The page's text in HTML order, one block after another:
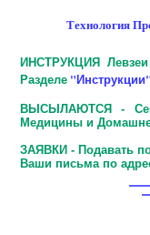
Технология
ИНСТРУКЦИЯ
Разделе "Инструкции"
ВЫСЫЛАЮТСЯ -
Медицины и
ЗАЯВКИ - Подавать
Ваши письма по